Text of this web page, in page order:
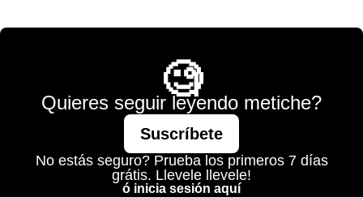
🧐
Quieres seguir leyendo metiche?
Suscríbete
No estás seguro? Prueba los primeros 7 días
grátis. Llevele llevele!
ó inicia sesión aquí